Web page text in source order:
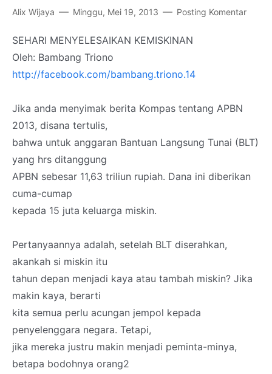
Alix Wijaya Minggu, Mei 19, 2013 Posting Komentar
SEHARI MENYELESAIKAN KEMISKINAN
Oleh: Bambang Triono
http://facebook.com/bambang.triono.14
Jika anda menyimak berita Kompas tentang APBN
2013, disana tertulis,
bahwa untuk anggaran Bantuan Langsung Tunai (BLT)
yang hrs ditanggung
APBN sebesar 11,63 triliun rupiah. Dana ini diberikan
cuma-cumap
kepada 15 juta keluarga miskin.
Pertanyaannya adalah, setelah BLT diserahkan,
akankah si miskin itu
tahun depan menjadi kaya atau tambah miskin? Jika
makin kaya, berarti
kita semua perlu acungan jempol kepada
penyelenggara negara. Tetapi,
jika mereka justru makin menjadi peminta-minya,
betapa bodohnya orang2